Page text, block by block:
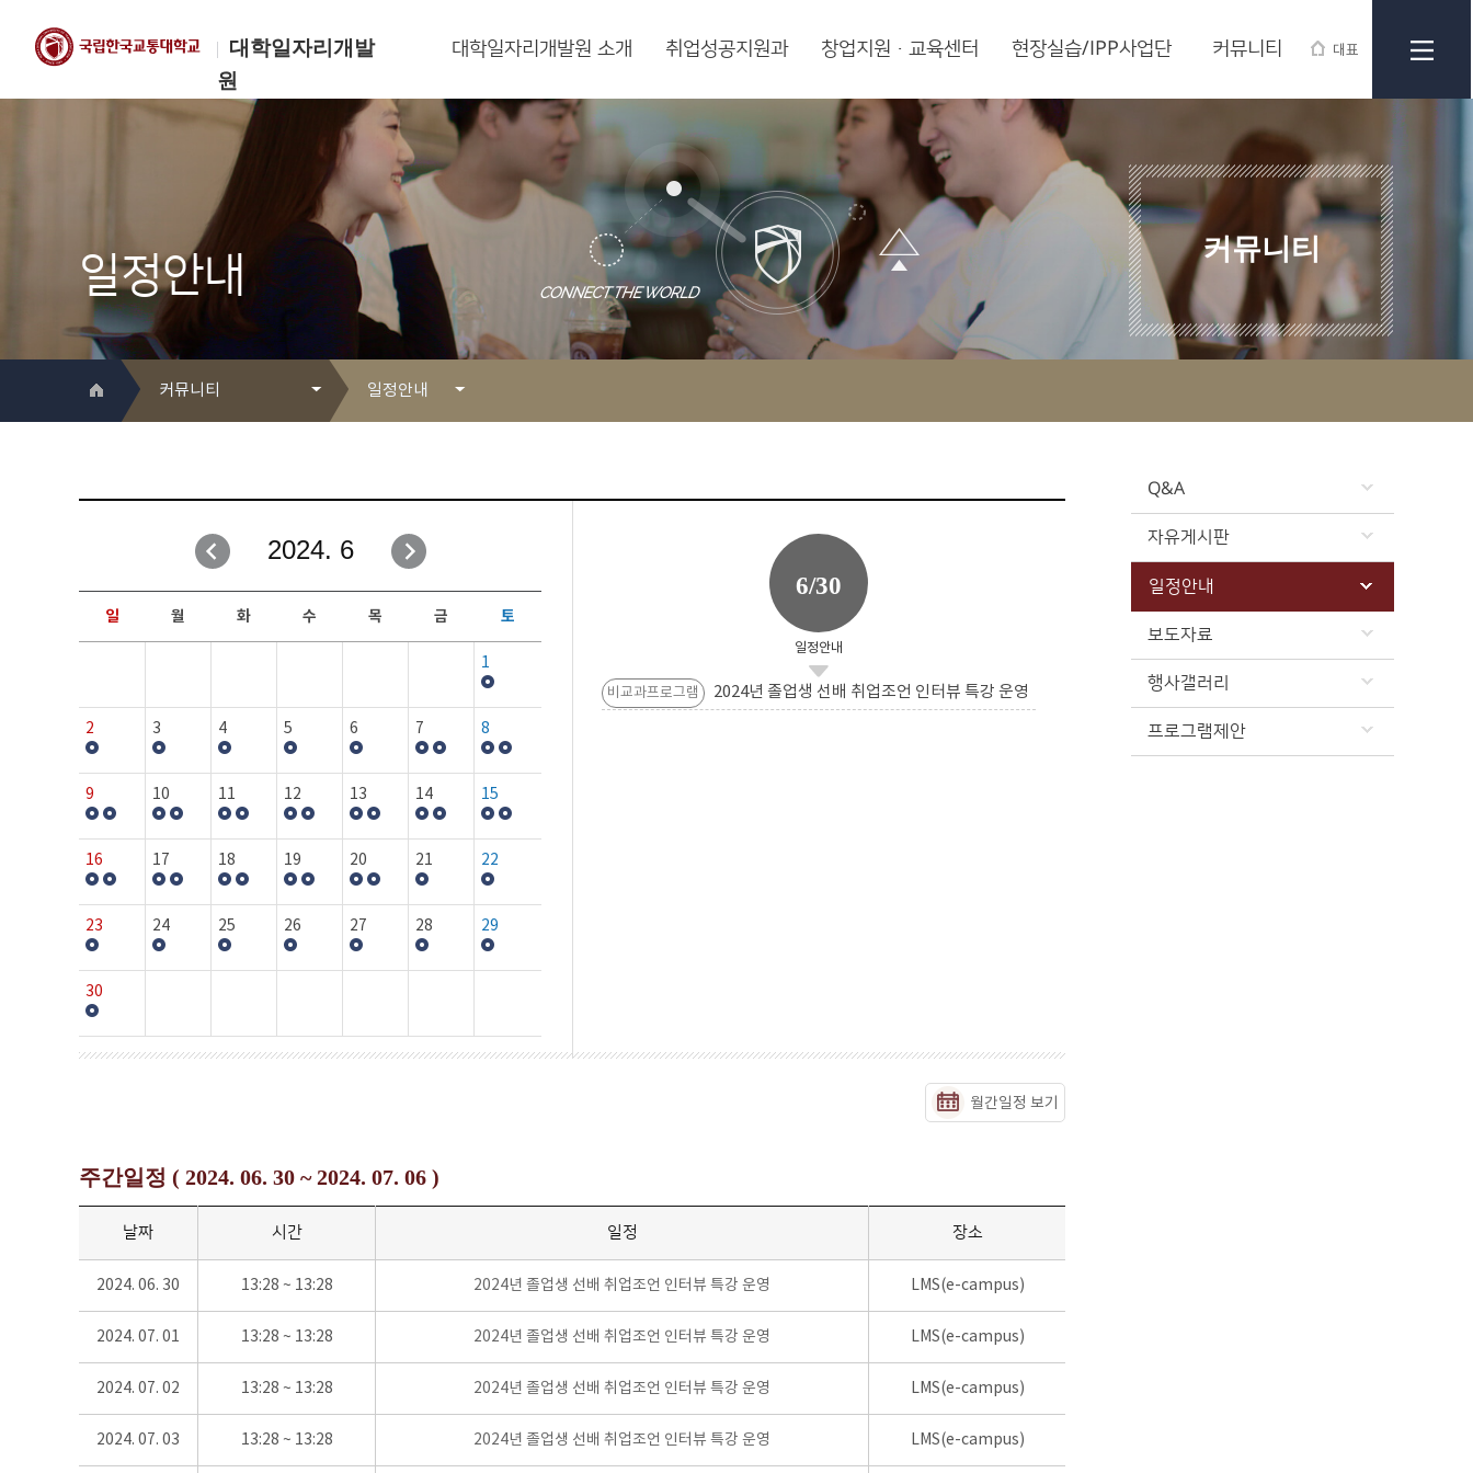
대학일자리개발
원
대표
한국교통대학교
대학일자리개발원
대학일자리개발원 소개 취업성공지원과 창업지원·교육센터 현장실습/IPP사업단 커뮤니티
일정안내
커뮤니티
커뮤니티
취업성공지원과
창업지원·교육센터
현장실습/IPP사업단
커뮤니티
일정안내
자유게시판
일정안내
보도자료
행사갤러리
Q&A
자유게시판
일정안내
보도자료
행사갤러리
프로그램제안
2024. 6
일 월 화 수 목 금 토
1
2 3 4 5 6 7 8
9 10 11 12 13 14 15
16 17 18 19 20 21 22
23 24 25 26 27 28 29
30
6/30
일정안내
비교과프로그램 2024년 졸업생 선배 취업조언 인터뷰 특강 운영
월간일정 보기
주간일정 ( 2024. 06. 30 ~ 2024. 07. 06 )
날짜 시간 일정 장소
2024. 06. 30 13:28 ~ 13:28 2024년 졸업생 선배 취업조언 인터뷰 특강 운영 LMS(e-campus)
2024. 07. 01 13:28 ~ 13:28 2024년 졸업생 선배 취업조언 인터뷰 특강 운영 LMS(e-campus)
2024. 07. 02 13:28 ~ 13:28 2024년 졸업생 선배 취업조언 인터뷰 특강 운영 LMS(e-campus)
2024. 07. 03 13:28 ~ 13:28 2024년 졸업생 선배 취업조언 인터뷰 특강 운영 LMS(e-campus)